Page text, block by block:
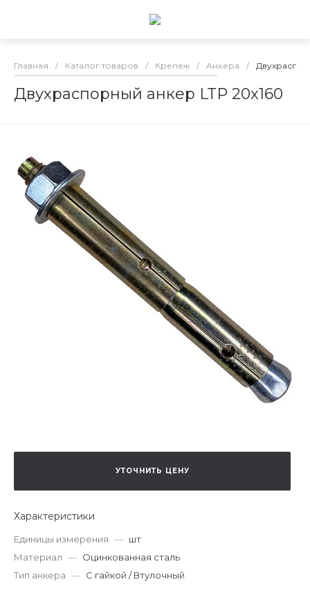
Главная / Каталог товаров / Крепеж / Анкера /
Двухраспорный анкер LTP 20х160
УТОЧНИТЬ ЦЕНУ
Характеристики
Единицы измерения — шт
Материал — Оцинкованная сталь
Тип анкера — С гайкой / Втулочный